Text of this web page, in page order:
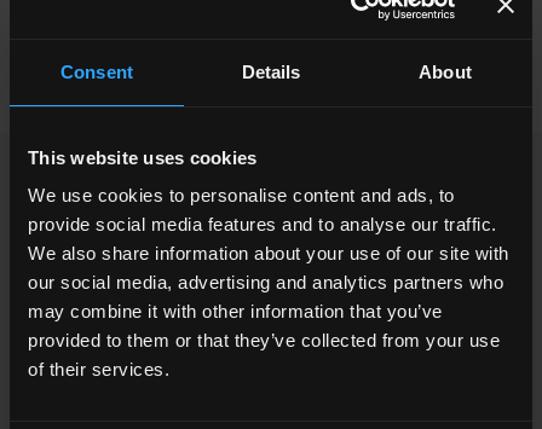
Consent Details About
This website uses cookies
We use cookies to personalise content and ads, to
provide social media features and to analyse our traffic.
We also share information about your use of our site with
our social media, advertising and analytics partners who
may combine it with other information that you’ve
provided to them or that they’ve collected from your use
of their services.